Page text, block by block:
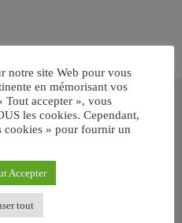
pour
BARF gratuit !
nourrir votre chien ou chat
recevoir
immédiatement
notre site Web pour vous
en mémorisant vos
Tout accepter », vous
les cookies. Cependant,
cookies » pour fournir un
Accepter
tout